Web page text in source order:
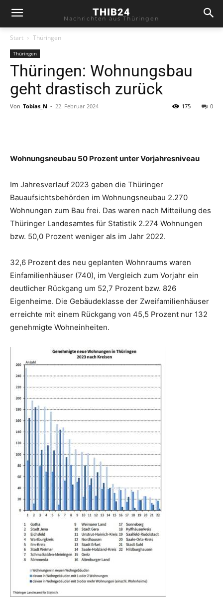
THIB24
Nachrichten aus Thüringen
Start Thüringen
Thüringen
Thüringen: Wohnungsbau
geht drastisch zurück
Von Tobias_N - 22. Februar 2024 0
175
Wohnungsneubau 50 Prozent unter Vorjahresniveau
Im Jahresverlauf 2023 gaben die Thüringer
Bauaufsichtsbehörden im Wohnungsneubau 2.270
Wohnungen zum Bau frei. Das waren nach Mitteilung des
Thüringer Landesamtes für Statistik 2.274 Wohnungen
bzw. 50,0 Prozent weniger als im Jahr 2022.
32,6 Prozent des neu geplanten Wohnraums waren
Einfamilienhäuser (740), im Vergleich zum Vorjahr ein
deutlicher Rückgang um 52,7 Prozent bzw. 826
Eigenheime. Die Gebäudeklasse der Zweifamilienhäuser
erreichte mit einem Rückgang von 45,5 Prozent nur 132
genehmigte Wohneinheiten.